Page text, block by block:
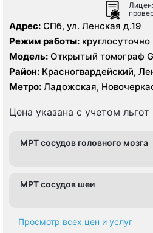
Адрес: СПб, ул. Ленская д.19
Режим работы: круглосуточно
Модель: Открытый томограф
УЗИ
Район: Красногвардейский,
Невский
Метро: Ладожская,
Цена указана с учетом
МРТ сосудов головного мозга
МРТ сосудов шеи
Просмотр всех цен и услуг